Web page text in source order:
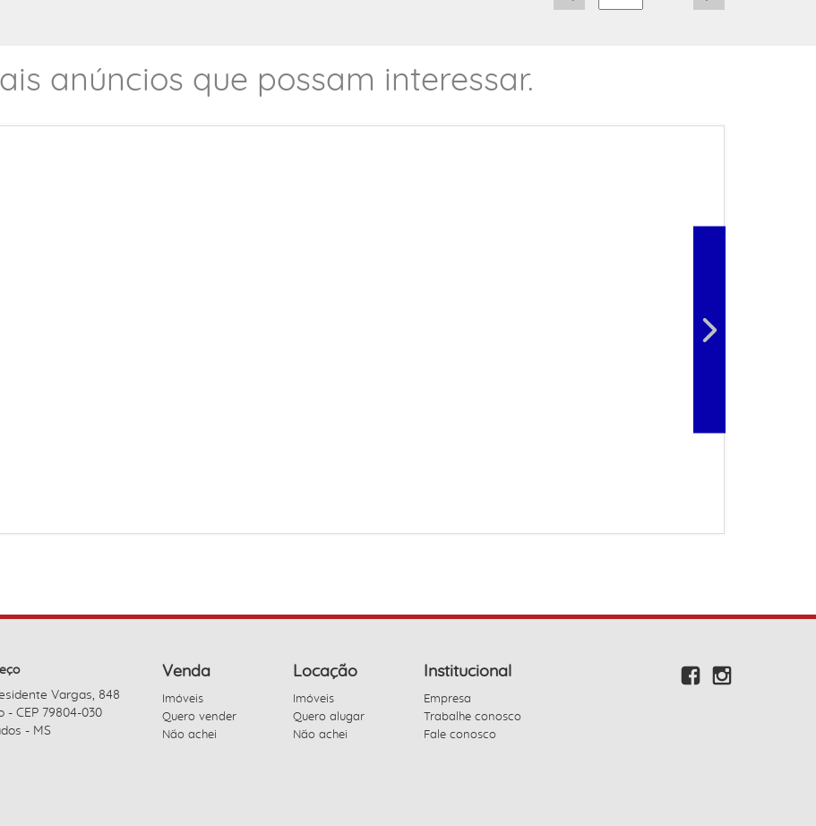
anúncios que possam interessar.
Vargas, 848
- CEP 79804-030
- MS
Venda
Imóveis
Quero vender
Não achei
Locação
Imóveis
Quero alugar
Não achei
Institucional
Empresa
Trabalhe conosco
Fale conosco